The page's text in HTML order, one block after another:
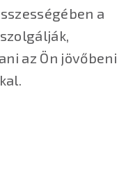
a
az Ön jövőbeni